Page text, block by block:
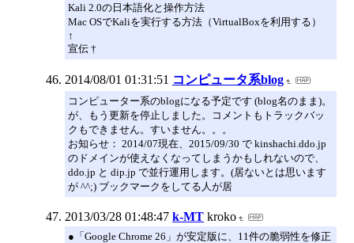
Kali 2.0の日本語化と操作方法
Mac OSでKaliを実行する方法（VirtualBoxを利用する）
↑
宣伝 †
2014/08/01 01:31:51 コンピュータ系blog
コンピューター系のblogになる予定です (blog名のまま)。
が、もう更新を停止しました。コメントもトラックバッ
クもできません。すいません。。。
お知らせ： 2014/07現在、2015/09/30 で kinshachi.ddo.jp
のドメインが使えなくなってしまうかもしれないので、
ddo.jp と dip.jp で並行運用します。(居ないとは思います
が ^^;) ブックマークをしてる人が居
2013/03/28 01:48:47 k-MT kroko
●「Google Chrome 26」が安定版に、11件の脆弱性を修正